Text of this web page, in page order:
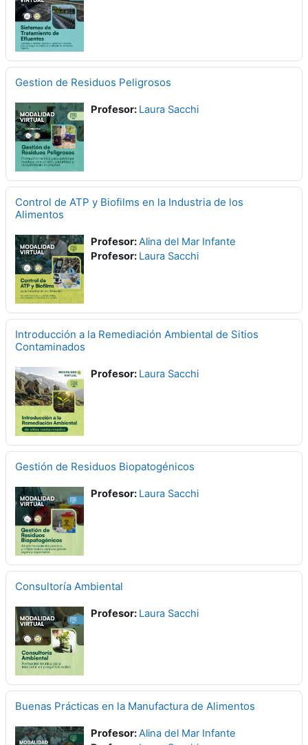
Gestion de Residuos Peligrosos
Profesor: Laura Sacchi
Control de ATP y Biofilms en la Industria de los
Alimentos
Profesor:Alina del Mar Infante
Profesor: Laura Sacchi
Introducción a la Remediación Ambiental de Sitios
Contaminados
Profesor: Laura Sacchi
Gestión de Residuos Biopatogénicos
Profesor: Laura Sacchi
Consultoría Ambiental
Profesor: Laura Sacchi
Buenas Prácticas en la Manufactura de Alimentos
Profesor:Alina del Mar Infante